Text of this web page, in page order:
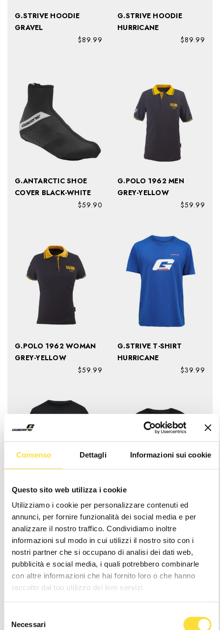
Consenso Dettagli Informazioni sui cookie
Questo sito web utilizza i cookie
Utilizziamo i cookie per personalizzare contenuti ed
annunci, per fornire funzionalità dei social media e per
analizzare il nostro traffico. Condividiamo inoltre
informazioni sul modo in cui utilizzi il nostro sito con i
nostri partner che si occupano di analisi dei dati web,
pubblicità e social media, i quali potrebbero combinarle
con altre informazioni che hai fornito loro o che hanno
raccolto dal tuo utilizzo dei loro servizi.
delNecessari
G.STRIVE HOODIE
GRAVEL
$89.99
G.STRIVE HOODIE
HURRICANE
$89.99
G.ANTARCTIC SHOE
COVER BLACK-WHITE
$59.90
G.POLO 1962 MEN
GREY-YELLOW
$59.99
G.POLO 1962 WOMAN
GREY-YELLOW
$59.99
G.STRIVE T-SHIRT
HURRICANE
$39.99
GRAVEL BLACK
$39.99
$39.99